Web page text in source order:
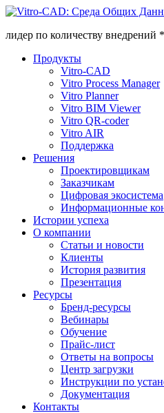
лидер по количеству
Продукты
Vitro-CAD
Vitro Process Manager
Vitro Planner
Vitro BIM Viewer
Vitro QR-coder
Vitro AIR
Поддержка
Решения
Проектировщикам
Заказчикам
Цифровая экосистема
Информационные
Истории успеха
О компании
Статьи и новости
Клиенты
История развития
Презентация
Ресурсы
Бренд-ресурсы
Вебинары
Обучение
Прайс-лист
Ответы на вопросы
Центр загрузки
Инструкции по
Документация
Контакты